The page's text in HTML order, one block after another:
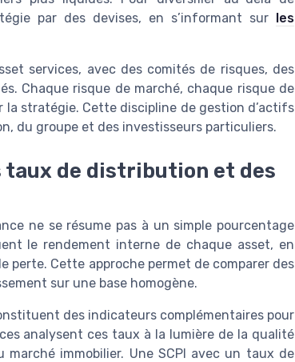
par des devises, en s’informant sur
les
services, avec des comités de risques, des
Chaque risque de marché, chaque risque de
stratégie. Cette discipline de gestion d’actifs
du groupe et des investisseurs particuliers.
taux de distribution et des
ne se résume pas à un simple pourcentage
le rendement interne de chaque asset, en
Cette approche permet de comparer des
sur une base homogène.
des indicateurs complémentaires pour
analysent ces taux à la lumière de la qualité
immobilier. Une SCPI avec un taux de